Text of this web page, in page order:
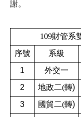
謝。
109財管系
序號
系級
1
外交一
2
地政二(轉)
3
國貿二(轉)